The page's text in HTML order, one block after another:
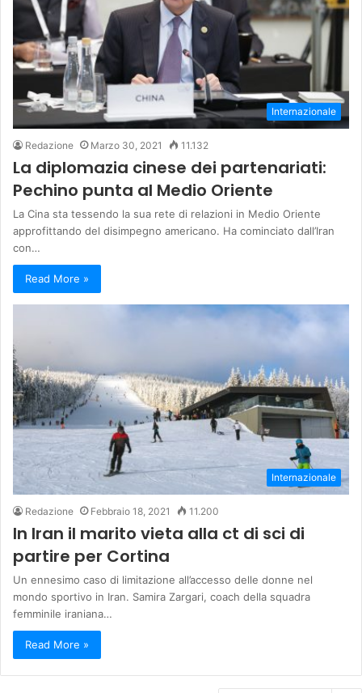
Internazionale
Redazione Marzo 30, 2021 11.132
La diplomazia cinese dei partenariati:
Pechino punta al Medio Oriente
La Cina sta tessendo la sua rete di relazioni in Medio Oriente
approfittando del disimpegno americano. Ha cominciato dall’Iran
con…
Read More »
Internazionale
Redazione Febbraio 18, 2021 11.200
In Iran il marito vieta alla ct di sci di
partire per Cortina
Un ennesimo caso di limitazione all’accesso delle donne nel
mondo sportivo in Iran. Samira Zargari, coach della squadra
femminile iraniana…
Read More »